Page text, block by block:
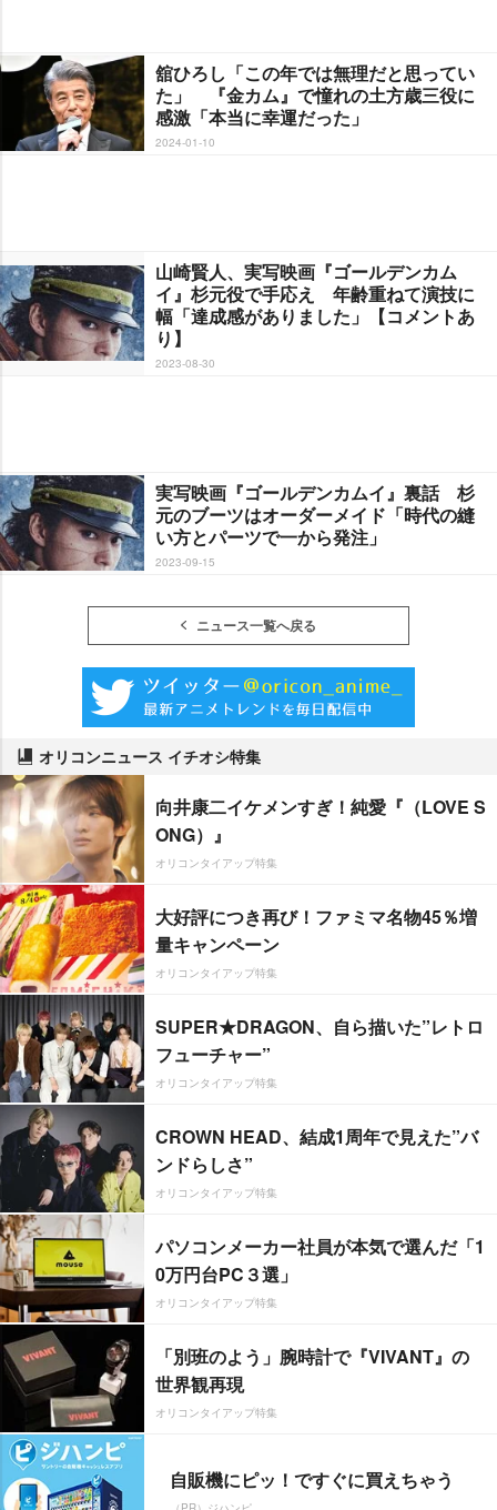
舘ひろし「この年では無理だと思ってい
た」 『金カム』で憧れの土方歳三役に
感激「本当に幸運だった」
2024-01-10
山崎賢人、実写映画『ゴールデンカム
イ』杉元役で手応え 年齢重ねて演技に
幅「達成感がありました」【コメントあ
り】
2023-08-30
実写映画『ゴールデンカムイ』裏話 杉
元のブーツはオーダーメイド「時代の縫
い方とパーツで一から発注」
2023-09-15
ニュース一覧へ戻る
オリコンニュース イチオシ特集
向井康二イケメンすぎ！純愛『（LOVE S
ONG）』
オリコンタイアップ特集
大好評につき再び！ファミマ名物45％増
量キャンペーン
オリコンタイアップ特集
SUPER★DRAGON、自ら描いた”レトロ
フューチャー”
オリコンタイアップ特集
CROWN HEAD、結成1周年で見えた”バ
ンドらしさ”
オリコンタイアップ特集
パソコンメーカー社員が本気で選んだ「1
0万円台PC３選」
オリコンタイアップ特集
「別班のよう」腕時計で『VIVANT』の
世界観再現
オリコンタイアップ特集
自販機にピッ！ですぐに買えちゃう